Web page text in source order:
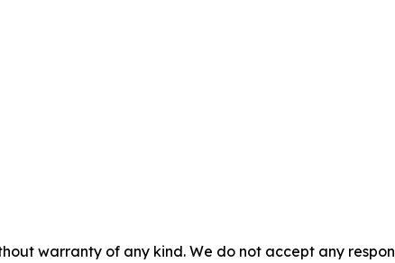
warranty of any kind. We do not accept any